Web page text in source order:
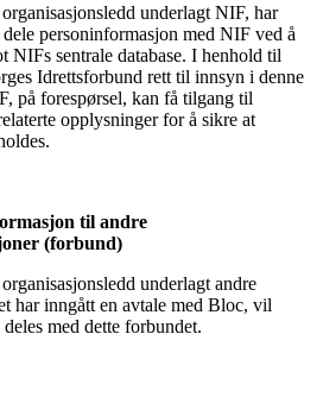
underlagt NIF, har
personinformasjon med NIF ved å
NIFs sentrale database. I henhold til
Idrettsforbund rett til innsyn i denne
på forespørsel, kan få tilgang til
opplysninger for å sikre at
til andre
(forbund)
underlagt andre
har inngått en avtale med Bloc, vil
med dette forbundet.